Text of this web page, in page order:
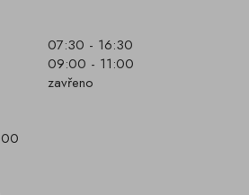
07:30 - 16:30
09:00 - 11:00
zavřeno